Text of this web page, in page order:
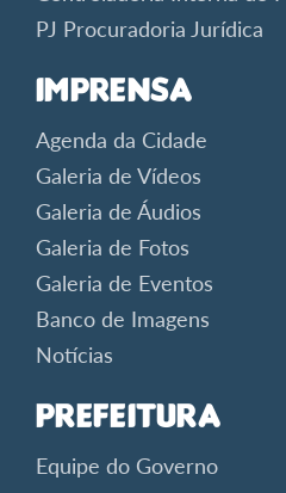
PJ Procuradoria Jurídica
Imprensa
Agenda da Cidade
Galeria de Vídeos
Galeria de Áudios
Galeria de Fotos
Galeria de Eventos
Banco de Imagens
Notícias
Prefeitura
Equipe do Governo